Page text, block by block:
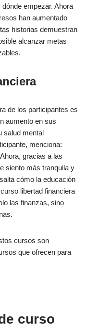
empezar. Ahora
han aumentado
historias demuestran
alcanzar metas
de los participantes es
aumento en sus
salud mental
menciona:
gracias a las
siento más tranquila y
cómo la educación
libertad financiera
las finanzas, sino
cursos son
que ofrecen para
curso